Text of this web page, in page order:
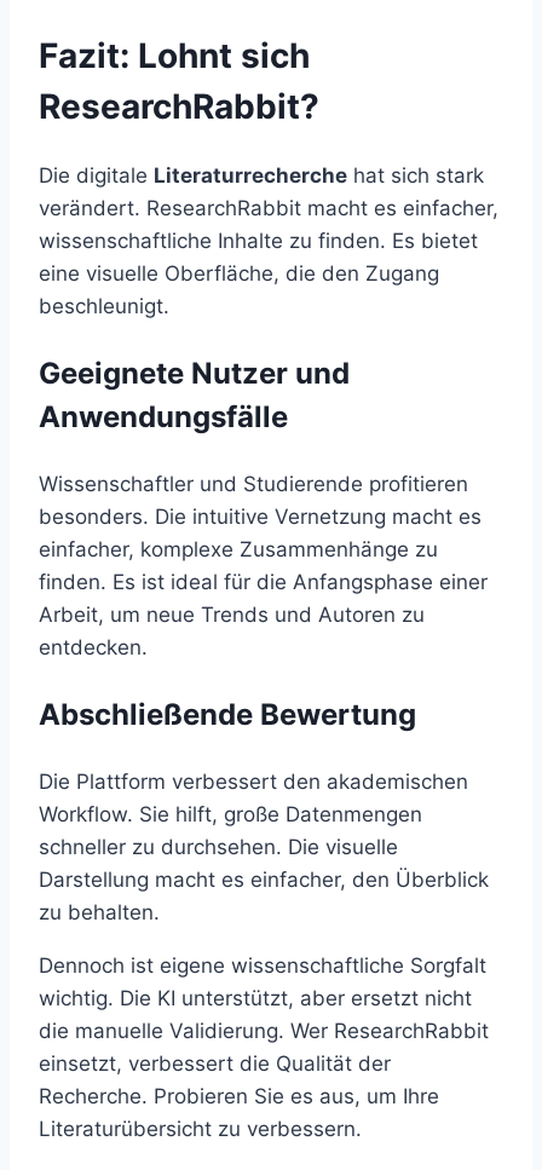
Fazit: Lohnt sich
ResearchRabbit?
Die digitale Literaturrecherche hat sich stark
verändert. ResearchRabbit macht es einfacher,
wissenschaftliche Inhalte zu finden. Es bietet
eine visuelle Oberfläche, die den Zugang
beschleunigt.
Geeignete Nutzer und
Anwendungsfälle
Wissenschaftler und Studierende profitieren
besonders. Die intuitive Vernetzung macht es
einfacher, komplexe Zusammenhänge zu
finden. Es ist ideal für die Anfangsphase einer
Arbeit, um neue Trends und Autoren zu
entdecken.
Abschließende Bewertung
Die Plattform verbessert den akademischen
Workflow. Sie hilft, große Datenmengen
schneller zu durchsehen. Die visuelle
Darstellung macht es einfacher, den Überblick
zu behalten.
Dennoch ist eigene wissenschaftliche Sorgfalt
wichtig. Die KI unterstützt, aber ersetzt nicht
die manuelle Validierung. Wer ResearchRabbit
einsetzt, verbessert die Qualität der
Recherche. Probieren Sie es aus, um Ihre
Literaturübersicht zu verbessern.